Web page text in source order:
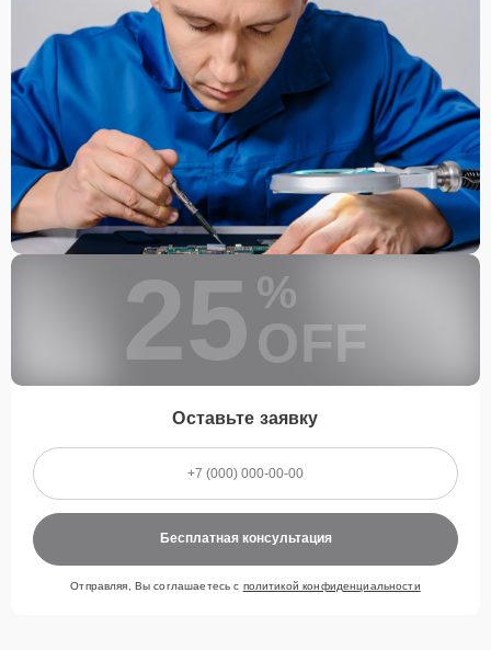
25 %
OFF
Оставьте заявку
Бесплатная консультация
Отправляя, Вы соглашаетесь с политикой конфиденциальности